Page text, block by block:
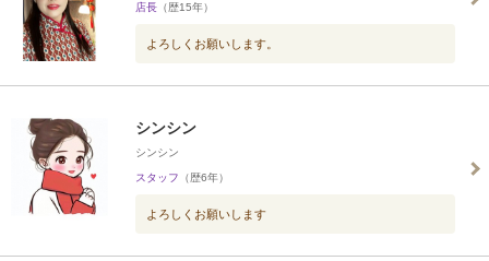
店長 （歴15年）
よろしくお願いします。
シンシン
シンシン
スタッフ （歴6年）
よろしくお願いします